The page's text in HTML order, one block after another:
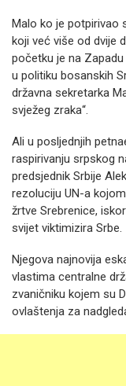
Malo ko je potpirivao
koji već više od dvije
početku je na
u politiku bosanskih
državna sekretarka
svježeg zraka“.
Ali u posljednjih
raspirivanju srpskog
predsjednik Srbije
rezoluciju UN-a
žrtve Srebrenice,
svijet viktimizira Srbe.
Njegova najnovija
vlastima centralne
zvaničniku kojem su
ovlaštenja za